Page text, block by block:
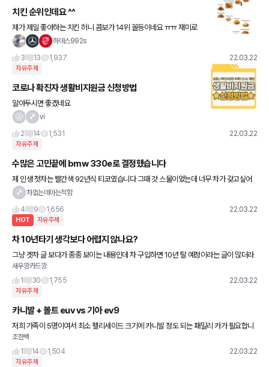
치킨 순위인데요 ^^
제가 제일 좋아하는 치킨 허니 콤보가 14위 꼴등이네요 ㅠㅠ 재미로
만보시죠♡
하데스992s
3
13 1,937 22.03.22
자유주제
코로나 확진자 생활비지원금 신청방법
알아두시면 좋겠네요
vi
2
14 1,531 22.03.22
자유주제
수많은 고민끝에 bmw 330e로 결정했습니다
제 인생 첫차는 빨간색 92년식 티코였습니다 그때 갓 스물이었는데 너무 차가 갖고싶어
서 맥날에서 시금 2450원받으면서 돈을 모으고모아 그때당시 45만원주고 2003년에
차없는데아는척함
4
9 1,656 22.03.22
HOT 자유주제
차 10년타기 생각보다 어렵지 않나요?
그냥 겟차 글 보다가 종종 보이는 내용인데 차 구입하면 10년 탈 예정이라는 글이 많더라
고요 저도 지금 차 3년정도 타고 있고 이전 차는 6년 탔습니다ㅋㅋ 주위에 진짜 오래 탄
사람이 8년정
새우깡카드깡
1
30 1,755 22.03.22
자유주제
카니발 + 볼트 euv vs 기아 ev9
저희 가족이 5명이여서 최소 펠리세이드 크기에 카니발 정도 되는 패밀리 카가 필요합니
다. 하지만 제가 대학교에 들어가고 학군단에 합격하게 되면서 차가 필요로 하게 되었습니
다. 학교가 지방에 있어 차
조한백
1
14 1,504 22.03.22
자유주제